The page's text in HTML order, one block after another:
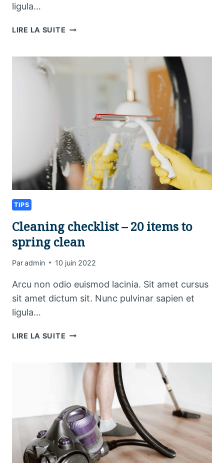
ligula…
LIRE LA SUITE SEASONAL
TIPS
Cleaning checklist – 20 items to
spring clean
Paradmin 10 juin 2022
Arcu non odio euismod lacinia. Sit amet cursus
sit amet dictum sit. Nunc pulvinar sapien et
ligula…
LIRE LA SUITE CLEANING
SPRING
CLEAN